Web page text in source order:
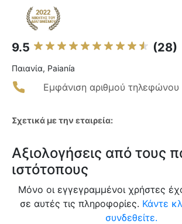
9.5 (28)
Παιανία, Paianía
Εμφάνιση αριθμού τηλεφώνου
Σχετικά με την εταιρεία:
Αξιολογήσεις από τους
ιστότοπους
Μόνο οι εγγεγραμμένοι χρήστες
σε αυτές τις πληροφορίες. Κάντε
συνδεθείτε.